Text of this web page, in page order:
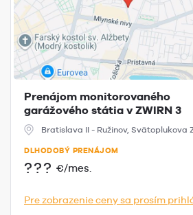
Prenájom monitorovaného
garážového státia v ZWIRN 3
Bratislava II - Ružinov, Svätoplukova
DLHODOBÝ PRENÁJOM
??? €/mes.
Pre zobrazenie ceny sa prosím